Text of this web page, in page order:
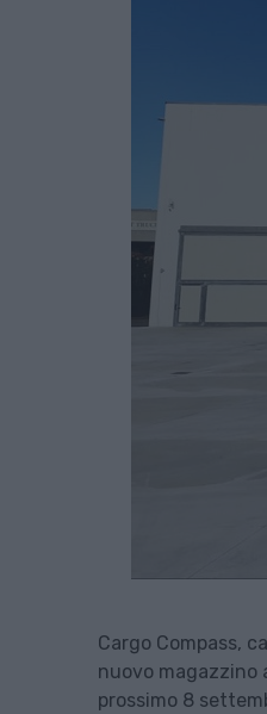
Cargo Compass,
nuovo magazzino
prossimo 8